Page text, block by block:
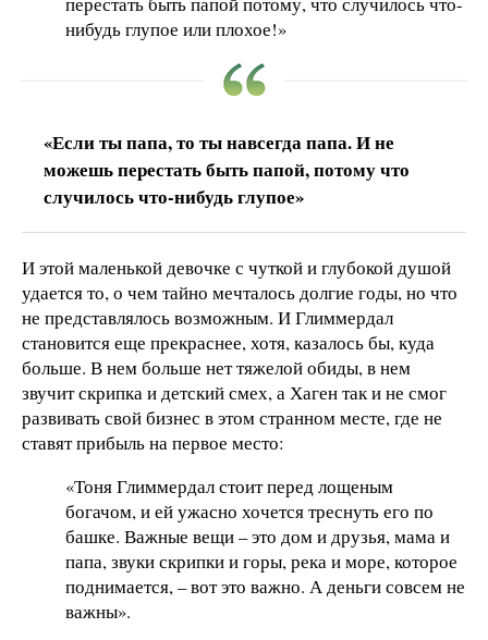
нибудь глупое или плохое!»
«Если ты папа, то ты навсегда папа. И не
можешь перестать быть папой, потому что
случилось что-нибудь глупое»
И этой маленькой девочке с чуткой и глубокой душой
удается то, о чем тайно мечталось долгие годы, но что
не представлялось возможным. И Глиммердал
становится еще прекраснее, хотя, казалось бы, куда
больше. В нем больше нет тяжелой обиды, в нем
звучит скрипка и детский смех, а Хаген так и не смог
развивать свой бизнес в этом странном месте, где не
ставят прибыль на первое место:
«Тоня Глиммердал стоит перед лощеным
богачом, и ей ужасно хочется треснуть его по
башке. Важные вещи – это дом и друзья, мама и
папа, звуки скрипки и горы, река и море, которое
поднимается, – вот это важно. А деньги совсем не
важны».